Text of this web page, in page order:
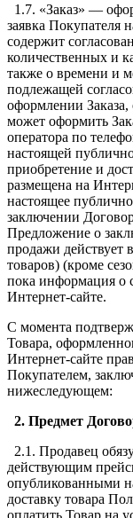
1.7. «Заказ» —
заявка Покупателя
содержит
количественных и
также о времени и
подлежащей
оформлении
может оформить
оператора по
настоящей
приобретение и
размещена на
настоящее
заключении
Предложение о
продажи
товаров) (кроме
пока информация о
Интернет-сайте.
С момента
Товара,
Интернет-сайте
Покупателем,
нижеследующем:
2. Предмет
2.1. Продавец
действующим
опубликованными
доставку товара
оплатить Товар на